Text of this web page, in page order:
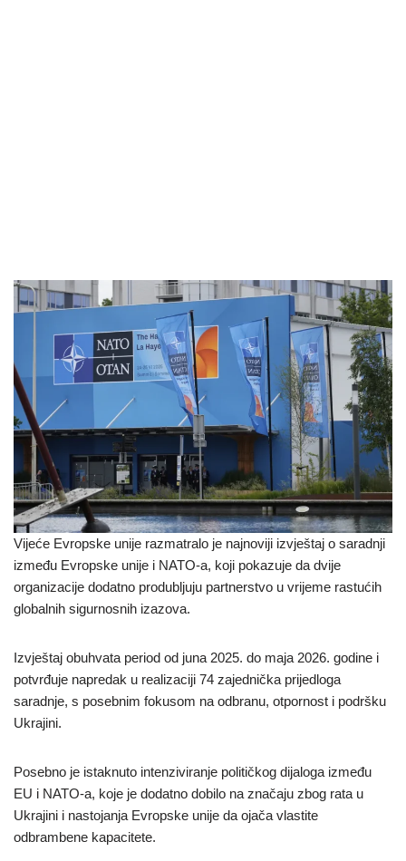
Vijeće Evropske unije razmatralo je najnoviji izvještaj o saradnji
između Evropske unije i NATO-a, koji pokazuje da dvije
organizacije dodatno produbljuju partnerstvo u vrijeme rastućih
globalnih sigurnosnih izazova.
Izvještaj obuhvata period od juna 2025. do maja 2026. godine i
potvrđuje napredak u realizaciji 74 zajednička prijedloga
saradnje, s posebnim fokusom na odbranu, otpornost i podršku
Ukrajini.
Posebno je istaknuto intenziviranje političkog dijaloga između
EU i NATO-a, koje je dodatno dobilo na značaju zbog rata u
Ukrajini i nastojanja Evropske unije da ojača vlastite
odbrambene kapacitete.